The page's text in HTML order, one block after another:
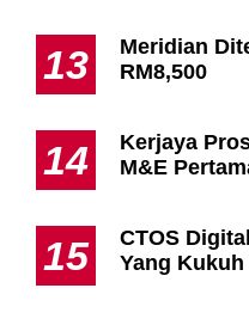
13
Meridian
RM8,500
14
Kerjaya
M&E
15
CTOS
Yang